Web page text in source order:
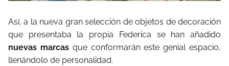
Así, a la nueva gran selección de objetos de decoración
que presentaba la propia Federica se han añadido
nuevas marcasque conformarán este genial espacio,
llenándolo de personalidad.